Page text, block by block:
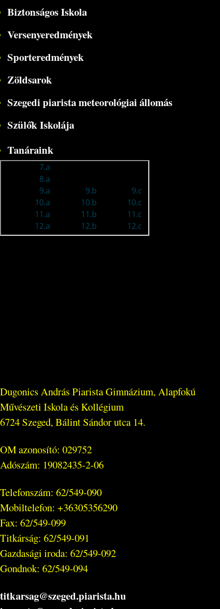
Biztonságos Iskola
Versenyeredmények
Sporteredmények
Zöldsarok
Szegedi piarista meteorológiai állomás
Szülők Iskolája
Tanáraink
Dugonics András Piarista Gimnázium, Alapfokú
Művészeti Iskola és Kollégium
6724 Szeged, Bálint Sándor utca 14.
OM azonosító: 029752
Adószám: 19082435-2-06
Telefonszám: 62/549-090
Mobiltelefon: +36305356290
Fax: 62/549-099
Titkárság: 62/549-091
Gazdasági iroda: 62/549-092
Gondnok: 62/549-094
titkarsag@szeged.piarista.hu